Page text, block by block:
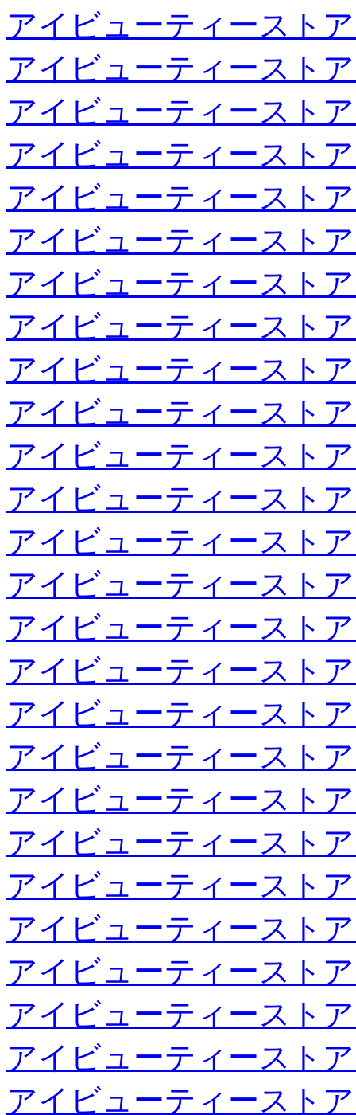
アイビューティースト
アイビューティースト
アイビューティースト
アイビューティースト
アイビューティースト
アイビューティースト
アイビューティースト
アイビューティースト
アイビューティースト
アイビューティースト
アイビューティースト
アイビューティースト
アイビューティースト
アイビューティースト
アイビューティースト
アイビューティースト
アイビューティースト
アイビューティースト
アイビューティースト
アイビューティースト
アイビューティースト
アイビューティースト
アイビューティースト
アイビューティースト
アイビューティースト
アイビューティースト